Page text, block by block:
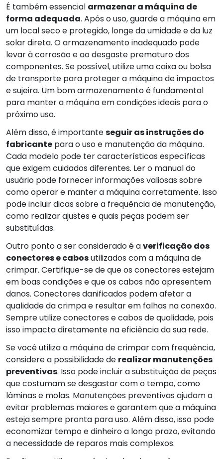
É também essencial armazenar a máquina de
forma adequada. Após o uso, guarde a máquina em
um local seco e protegido, longe da umidade e da luz
solar direta. O armazenamento inadequado pode
levar à corrosão e ao desgaste prematuro dos
componentes. Se possível, utilize uma caixa ou bolsa
de transporte para proteger a máquina de impactos
e sujeira. Um bom armazenamento é fundamental
para manter a máquina em condições ideais para o
próximo uso.
Além disso, é importanteseguir as instruções do
fabricante para o uso e manutenção da máquina.
Cada modelo pode ter características específicas
que exigem cuidados diferentes. Ler o manual do
usuário pode fornecer informações valiosas sobre
como operar e manter a máquina corretamente. Isso
pode incluir dicas sobre a frequência de manutenção,
como realizar ajustes e quais peças podem ser
substituídas.
Outro ponto a ser considerado é averificação dos
conectores e cabosutilizados com a máquina de
crimpar. Certifique-se de que os conectores estejam
em boas condições e que os cabos não apresentem
danos. Conectores danificados podem afetar a
qualidade da crimpa e resultar em falhas na conexão.
Sempre utilize conectores e cabos de qualidade, pois
isso impacta diretamente na eficiência da sua rede.
Se você utiliza a máquina de crimpar com frequência,
considere a possibilidade de realizar manutenções
preventivas. Isso pode incluir a substituição de peças
que costumam se desgastar com o tempo, como
lâminas e molas. Manutenções preventivas ajudam a
evitar problemas maiores e garantem que a máquina
esteja sempre pronta para uso. Além disso, isso pode
economizar tempo e dinheiro a longo prazo, evitando
a necessidade de reparos mais complexos.